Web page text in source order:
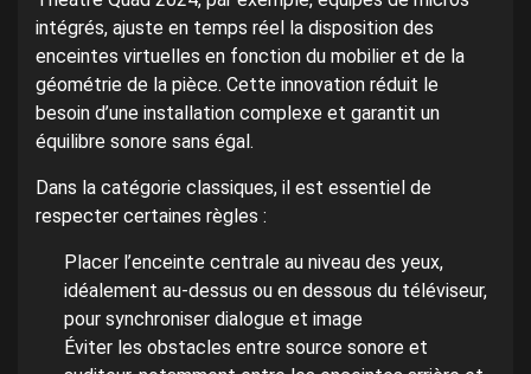
intégrés, ajuste en temps réel la disposition des
enceintes virtuelles en fonction du mobilier et de la
géométrie de la pièce. Cette innovation réduit le
besoin d’une installation complexe et garantit un
équilibre sonore sans égal.
Dans la catégorie classiques, il est essentiel de
respecter certaines règles :
Placer l’enceinte centrale au niveau des yeux,
idéalement au-dessus ou en dessous du téléviseur,
pour synchroniser dialogue et image
Éviter les obstacles entre source sonore et